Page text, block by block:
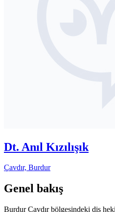
Dt. Anıl Kızılışık
Çavdır, Burdur
Genel bakış
Burdur Çavdır bölgesindeki diş